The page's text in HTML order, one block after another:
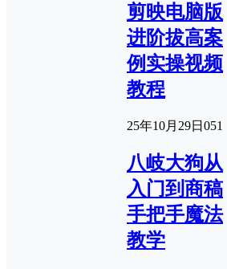
剪映电脑版
进阶拔高案
例实操视频
教程
25年10月29日 051
八岐大狗从
入门到商稿
手把手魔法
教学